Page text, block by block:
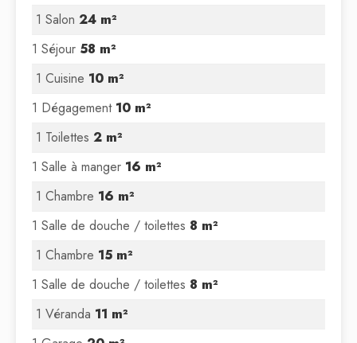
1 Salon 24 m²
1 Séjour 58 m²
1 Cuisine 10 m²
1 Dégagement 10 m²
1 Toilettes 2 m²
1 Salle à manger 16 m²
1 Chambre 16 m²
1 Salle de douche / toilettes 8 m²
1 Chambre 15 m²
1 Salle de douche / toilettes 8 m²
1 Véranda 11 m²